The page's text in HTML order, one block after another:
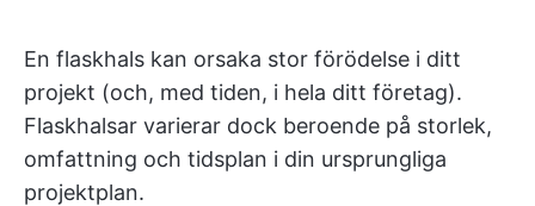
En flaskhals kan orsaka stor förödelse i ditt
projekt (och, med tiden, i hela ditt företag).
Flaskhalsar varierar dock beroende på storlek,
omfattning och tidsplan i din ursprungliga
projektplan.